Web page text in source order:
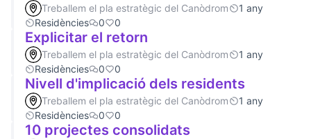
Treballem el pla estratègic del Canòdrom
1 any
Residències
0 0
Explicitar el retorn
Treballem el pla estratègic del Canòdrom
1 any
Residències
0 0
Nivell d'implicació dels residents
Treballem el pla estratègic del Canòdrom
1 any
Residències
0 0
10 projectes consolidats